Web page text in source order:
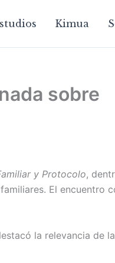
Kimua
sobre
y Protocolo,
El encuentro
la relevancia de la